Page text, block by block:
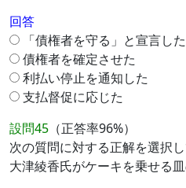
回答
「債権者を守る」と宣言した
債権者を確定させた
利払い停止を通知した
支払督促に応じた
設問45 （正答率96%）
次の質問に対する正解を選択し
大津綾香氏がケーキを乗せる